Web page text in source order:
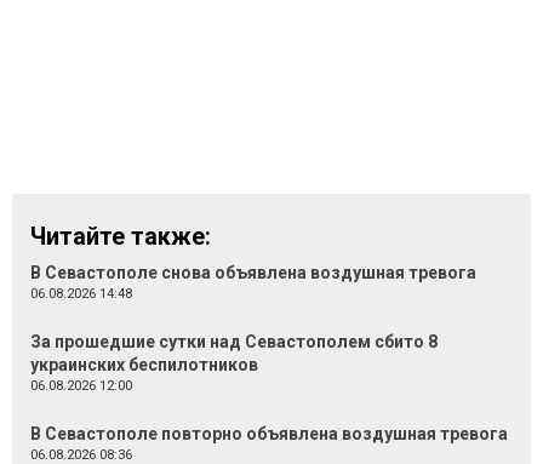
Читайте также:
В Севастополе снова объявлена воздушная тревога
06.08.2026 14:48
За прошедшие сутки над Севастополем сбито 8
украинских беспилотников
06.08.2026 12:00
В Севастополе повторно объявлена воздушная тревога
06.08.2026 08:36